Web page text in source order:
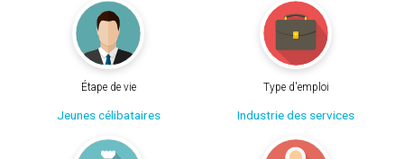
Étape de vie
Jeunes célibataires
Type d'emploi
Industrie des services